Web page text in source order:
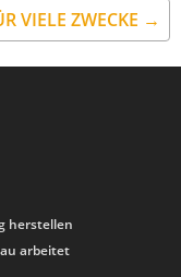
VIELE ZWECKE →
herstellen
arbeitet